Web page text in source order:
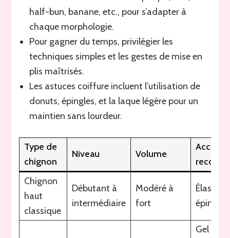
half-bun, banane, etc., pour s’adapter à
chaque morphologie.
Pour gagner du temps, privilégier les
techniques simples et les gestes de mise en
plis maîtrisés.
Les astuces coiffure incluent l’utilisation de
donuts, épingles, et la laque légère pour un
maintien sans lourdeur.
Type de
chignon
Niveau Volume
Chignon
haut
classique
Débutant à
intermédiaire
Modéré à
fort
Gel ou